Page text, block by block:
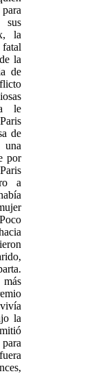
la
la
de
le
de
una
por
a
más
la